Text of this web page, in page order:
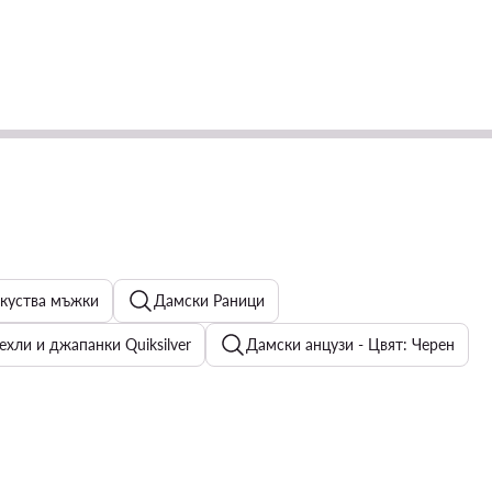
мъжки Дамски Раници
и джапанки Quiksilver Дамски анцузи - Цвят: Черен